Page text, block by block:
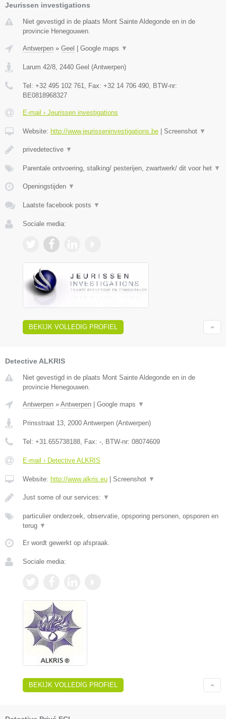
Jeurissen investigations
Niet gevestigd in de plaats Mont Sainte Aldegonde en in de
provincie Henegouwen.
Antwerpen » Geel | Google maps ▼
Larum 42/8 2440 Geel (Antwerpen)
Tel: +32 495 102 761 , Fax: +32 14 706 490 , BTW-nr:
BE0818968327
E-mail › Jeurissen investigations
Website: http://www.jeurisseninvestigations.be | Screenshot ▼
privedetective ▼
Parentale ontvoering, stalking/ pesterijen, zwartwerk/ dit voor het ▼
Openingstijden ▼
Laatste facebook posts ▼
Sociale media:
BEKIJK VOLLEDIG PROFIEL
Detective ALKRIS
Niet gevestigd in de plaats Mont Sainte Aldegonde en in de
provincie Henegouwen.
Antwerpen » Antwerpen Google maps ▼
Prinsstraat 13 2000 Antwerpen (Antwerpen)
Tel: +31.655738188 , Fax: - , BTW-nr: 08074609
E-mail › Detective ALKRIS
Website: http://www.alkris.eu Screenshot ▼
Just some of our services: ▼
particulier onderzoek, observatie, opsporing personen, opsporen en
terug ▼
Er wordt gewerkt op afspraak.
Sociale media:
BEKIJK VOLLEDIG PROFIEL